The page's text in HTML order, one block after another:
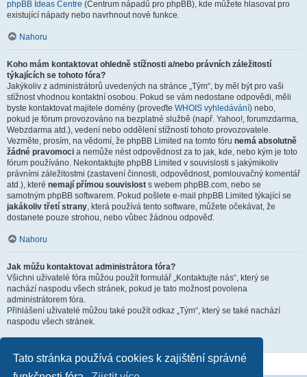
Tato stránka používá cookies k zajištění správné
phpBB Ideas Centre (Centrum nápadů pro phpBB), kde můžete hlasovat pro
existující nápady nebo navrhnout nové funkce.
Nahoru
Koho mám kontaktovat ohledně stížnosti a/nebo právních záležitostí
týkajících se tohoto fóra?
Jakýkoliv z administrátorů uvedených na stránce „Tým“, by měl být pro vaši
stížnost vhodnou kontaktní osobou. Pokud se vám nedostane odpovědi, měli
byste kontaktovat majitele domény (proveďte WHOIS vyhledávání) nebo,
pokud je fórum provozováno na bezplatné službě (např. Yahoo!, forumzdarma,
Webzdarma atd.), vedení nebo oddělení stížností tohoto provozovatele.
Vezměte, prosím, na vědomí, že phpBB Limited na tomto fóru nemá absolutně
žádné pravomoci a nemůže nést odpovědnost za to jak, kde, nebo kým je toto
fórum používáno. Nekontaktujte phpBB Limited v souvislosti s jakýmikoliv
právními záležitostmi (zastavení činnosti, odpovědnost, pomlouvačný komentář
atd.), které nemají přímou souvislost s webem phpBB.com, nebo se
samotným phpBB softwarem. Pokud pošlete e-mail phpBB Limited týkající se
jakákoliv třetí strany, která používá tento software, můžete očekávat, že
dostanete pouze strohou, nebo vůbec žádnou odpověď.
Nahoru
Jak můžu kontaktovat administrátora fóra?
Všichni uživatelé fóra můžou použít formulář „Kontaktujte nás“, který se
nachází naspodu všech stránek, pokud je tato možnost povolena
administrátorem fóra.
Přihlášení uživatelé můžou také použít odkaz „Tým“, který se také nachází
naspodu všech stránek.